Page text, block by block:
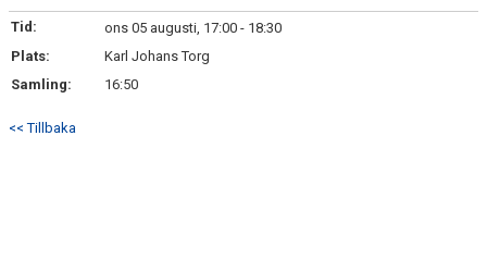
KALENDER
KONTAKT
Tid:
ons 05 augusti, 17:00 - 18:30
Plats:
Karl Johans Torg
Samling:
16:50
<< Tillbaka